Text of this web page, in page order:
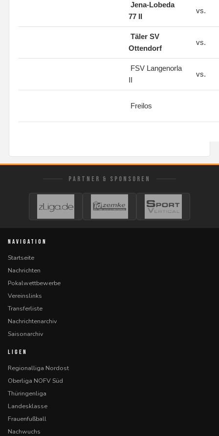
Jena-Lobeda
77 II
vs.
Täler SV
Ottendorf
vs.
FSV Langenorla
II
vs.
Freilos
PARTNER & SPONSOREN
NAVIGATION
Startseite
Nachrichten
Pokalwettbewerbe
Vereinslinks
Transferliste
Nachrichtenarchiv
Saisonarchiv
LIGEN
Regionalliga Nordost
Oberliga NOFV Süd
Thüringenliga
Landesklasse
Frauenfußball
Nachwuchs